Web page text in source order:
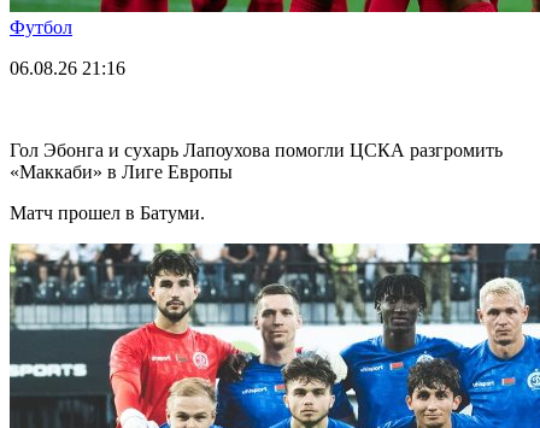
Футбол
06.08.26 21:16
Гол Эбонга и сухарь Лапоухова помогли ЦСКА разгромить
«Маккаби» в Лиге Европы
Матч прошел в Батуми.